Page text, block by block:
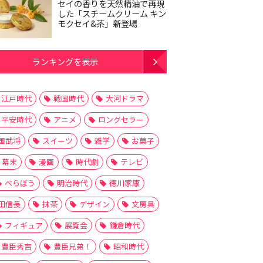
セイの香りを天然精油で再現
した「スチームクリーム キン
モクセイ&茶」新登場
ランキングを表示
江戸時代 戦国時代
大河ドラマ
平安時代
アニメ
ロングセラー
武将
スイーツ 雑学
お菓子
幕末
漫画 時代劇
テレビ
べらぼう
明治時代
徳川家康
信長
抹茶 デザイン
文房具
フィギュア
展覧会
鎌倉時代
豊臣秀吉
豊臣兄弟！
昭和時代